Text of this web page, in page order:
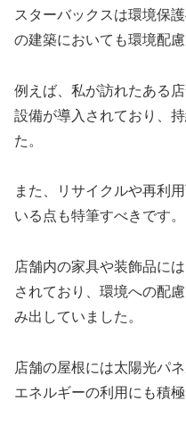
スターバックスは環境保
の建築においても環境配
例えば、私が訪れたある
設備が導入されており、
た。
また、リサイクルや再利
いる点も特筆すべきです。
店舗内の家具や装飾品に
されており、環境への配
み出していました。
店舗の屋根には太陽光パ
エネルギーの利用にも積極